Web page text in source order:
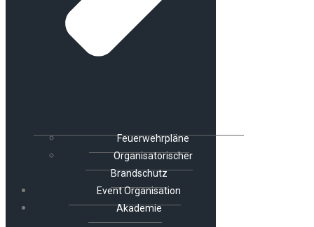
Feuerwehrpläne
Organisatorischer
Brandschutz
Event Organisation
Akademie